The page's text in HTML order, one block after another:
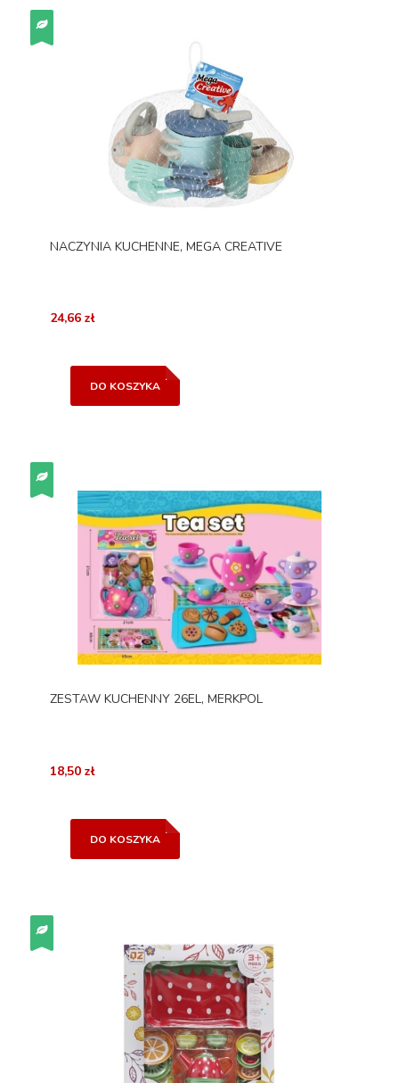
NACZYNIA KUCHENNE, MEGA CREATIVE
24,66 zł
DO KOSZYKA
ZESTAW KUCHENNY 26EL, MERKPOL
18,50 zł
DO KOSZYKA